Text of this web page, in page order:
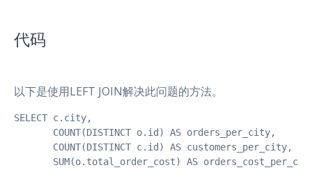
代码
以下是使用LEFT JOIN解决此问题的方法。
SELECT c.city,
       COUNT(DISTINCT o.id) AS orders_per_city,
       COUNT(DISTINCT c.id) AS customers_per_city,
SUM(o.total_order_cost) AS